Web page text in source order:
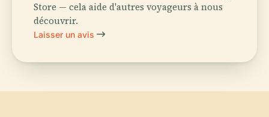
Store — cela aide d'autres voyageurs à nous
découvrir.
Laisser un avis